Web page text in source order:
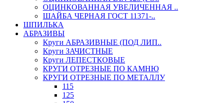
ОЦИНКОВАННАЯ УВЕЛИЧЕННАЯ ..
ШАЙБА ЧЕРНАЯ ГОСТ 11371-..
ШПИЛЬКА
АБРАЗИВЫ
Круги АБРАЗИВНЫЕ (ПОД ЛИП..
Круги ЗАЧИСТНЫЕ
Круги ЛЕПЕСТКОВЫЕ
КРУГИ ОТРЕЗНЫЕ ПО КАМНЮ
КРУГИ ОТРЕЗНЫЕ ПО МЕТАЛЛУ
115
125